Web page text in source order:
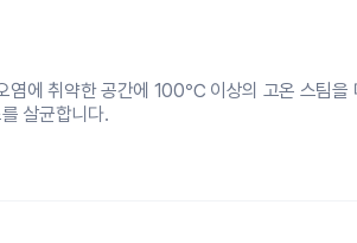
염에 취약한 공간에 100℃ 이상의 고온 스팀을
살균합니다.